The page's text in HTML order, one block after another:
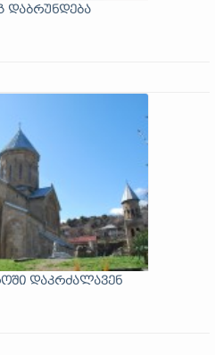
დაბრუნდება
დაკრძალავენ